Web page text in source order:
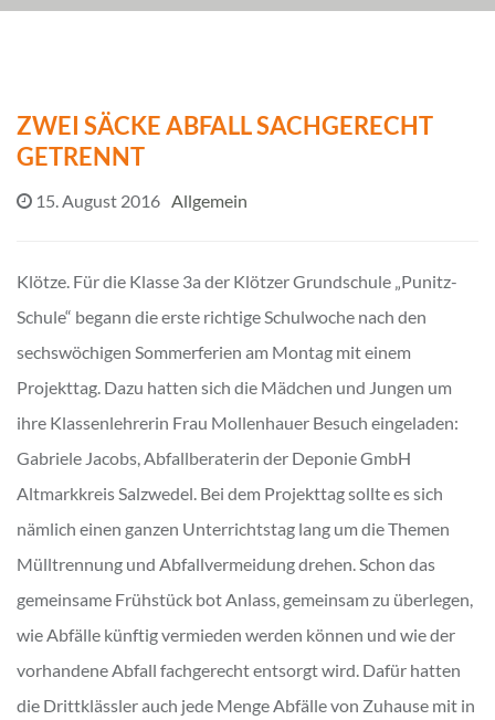
ZWEI SÄCKE ABFALL SACHGERECHT
GETRENNT
15. August 2016 Allgemein
Klötze. Für die Klasse 3a der Klötzer Grundschule „Punitz-
Schule“ begann die erste richtige Schulwoche nach den
sechswöchigen Sommerferien am Montag mit einem
Projekttag. Dazu hatten sich die Mädchen und Jungen um
ihre Klassenlehrerin Frau Mollenhauer Besuch eingeladen:
Gabriele Jacobs, Abfallberaterin der Deponie GmbH
Altmarkkreis Salzwedel. Bei dem Projekttag sollte es sich
nämlich einen ganzen Unterrichtstag lang um die Themen
Mülltrennung und Abfallvermeidung drehen. Schon das
gemeinsame Frühstück bot Anlass, gemeinsam zu überlegen,
wie Abfälle künftig vermieden werden können und wie der
vorhandene Abfall fachgerecht entsorgt wird. Dafür hatten
die Drittklässler auch jede Menge Abfälle von Zuhause mit in